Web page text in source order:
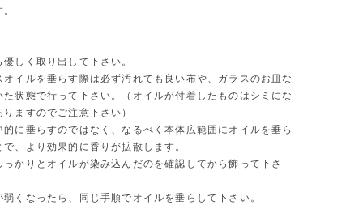
しく取り出して下さい。
オイルを垂らす際は必ず汚れても良い布や、ガラスのお皿な
た状態で行って下さい。（オイルが付着したものはシミにな
ますのでご注意下さい）
的に垂らすのではなく、なるべく本体広範囲にオイルを垂ら
、より効果的に香りが拡散します。
っかりとオイルが染み込んだのを確認してから飾って下さ
弱くなったら、同じ手順でオイルを垂らして下さい。